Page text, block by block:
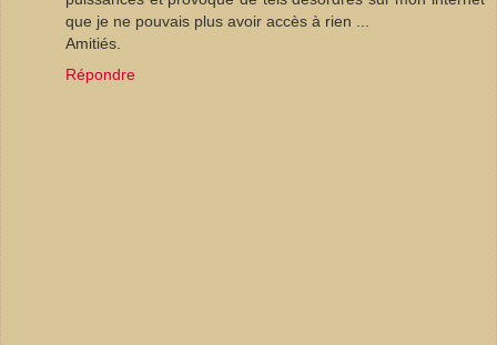
que je ne pouvais plus avoir accès à rien ...
Amitiés.
Répondre